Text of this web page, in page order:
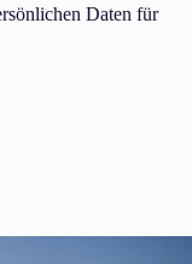
Daten für